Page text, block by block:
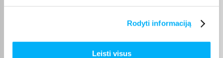
Rodyti informaciją
Leisti visus
Never knew that I had so much dust in the carpet. Enough battery to